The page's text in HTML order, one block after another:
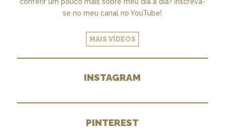
se no meu canal no YouTube!
MAIS VÍDEOS
INSTAGRAM
PINTEREST